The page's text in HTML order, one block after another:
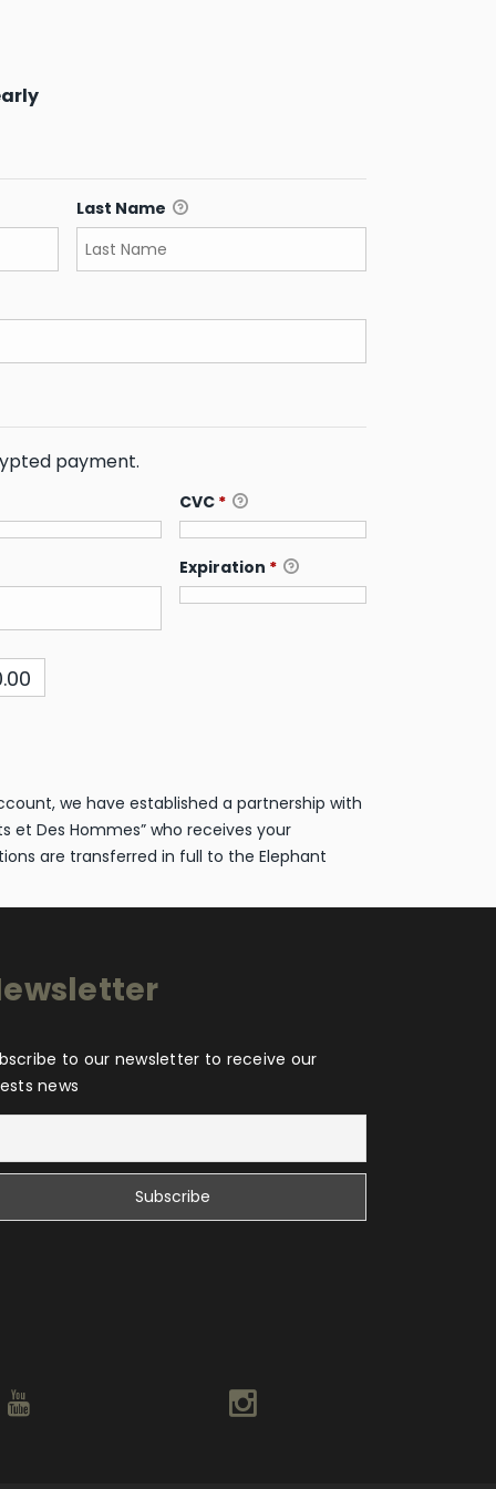
Last Name
payment.
CVC *
Expiration *
we have established a partnership with
et Des Hommes” who receives your
are transferred in full to the Elephant
to our newsletter to receive our
news